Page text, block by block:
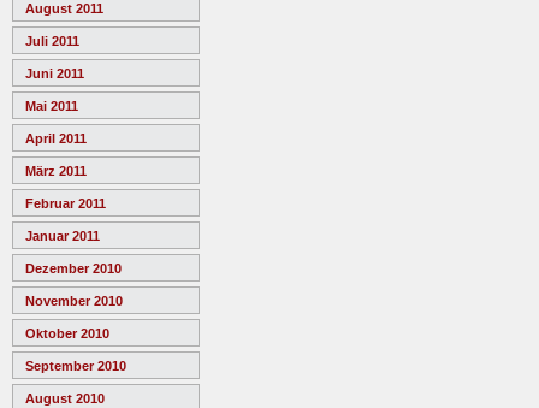
August 2011
Juli 2011
Juni 2011
Mai 2011
April 2011
März 2011
Februar 2011
Januar 2011
Dezember 2010
November 2010
Oktober 2010
September 2010
August 2010